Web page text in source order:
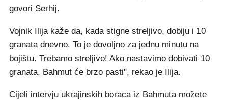
govori Serhij.
Vojnik Ilija kaže da, kada stigne streljivo, dobiju i 10
granata dnevno. To je dovoljno za jednu minutu na
bojištu. Trebamo streljivo! Ako nastavimo dobivati 10
granata, Bahmut će brzo pasti", rekao je Ilija.
Cijeli intervju ukrajinskih boraca iz Bahmuta možete